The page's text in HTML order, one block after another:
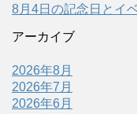
8月4日の記念日とイ
アーカイブ
2026年8月
2026年7月
2026年6月